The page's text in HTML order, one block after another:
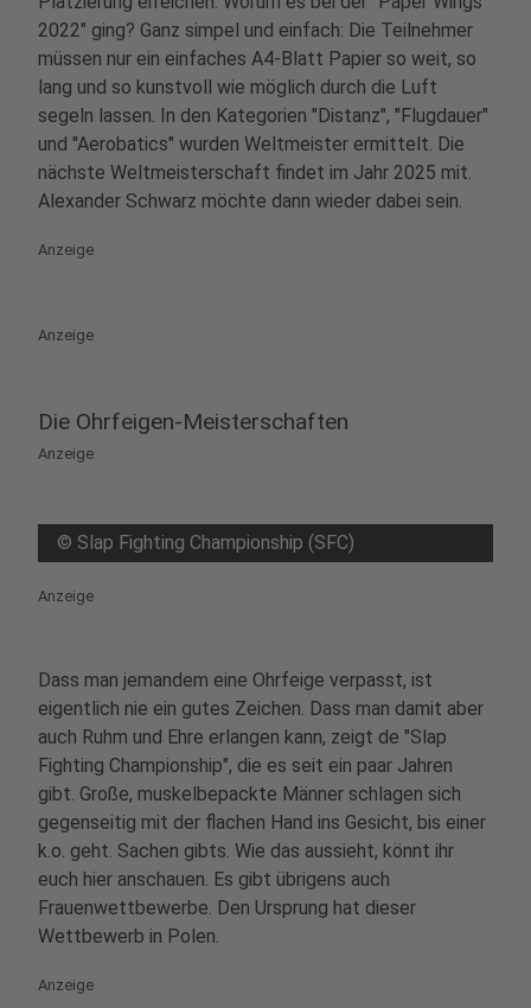
2022" ging? Ganz simpel und einfach: Die Teilnehmer
müssen nur ein einfaches A4-Blatt Papier so weit, so
lang und so kunstvoll wie möglich durch die Luft
segeln lassen. In den Kategorien "Distanz", "Flugdauer"
und "Aerobatics" wurden Weltmeister ermittelt. Die
nächste Weltmeisterschaft findet im Jahr 2025 mit.
Alexander Schwarz möchte dann wieder dabei sein.
Anzeige
Anzeige
Die Ohrfeigen-Meisterschaften
Anzeige
© Slap Fighting Championship (SFC)
Anzeige
Dass man jemandem eine Ohrfeige verpasst, ist
eigentlich nie ein gutes Zeichen. Dass man damit aber
auch Ruhm und Ehre erlangen kann, zeigt de "Slap
Fighting Championship", die es seit ein paar Jahren
gibt. Große, muskelbepackte Männer schlagen sich
gegenseitig mit der flachen Hand ins Gesicht, bis einer
k.o. geht. Sachen gibts. Wie das aussieht, könnt ihr
euch hier anschauen. Es gibt übrigens auch
Frauenwettbewerbe. Den Ursprung hat dieser
Wettbewerb in Polen.
Anzeige